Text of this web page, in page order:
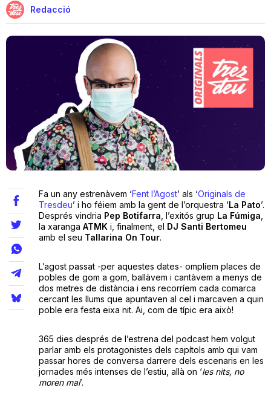
Cinema i Televisió
Festivals
Teatre
Internet
Opinió
Llibres
Llocs
Redacció
Fa un any estrenàvem ‘Fent l’Agost’ als ‘Originals de
Tresdeu’ i ho féiem amb la gent de l’orquestra ‘La Pato’.
Després vindria Pep Botifarra , l’exitós grup La Fúmiga
la xaranga ATMK i, finalment, el DJ Santi Bertomeu
amb el seu Tallarina On Tour.
L’agost passat -per aquestes dates- omplíem places de
pobles de gom a gom, ballàvem i cantàvem a menys de
dos metres de distància i ens recorríem cada comarca
cercant les llums que apuntaven al cel i marcaven a quin
poble era festa eixa nit. Ai, com de típic era això!
365 dies després de l’estrena del podcast hem volgut
parlar amb els protagonistes dels capítols amb qui vam
passar hores de conversa darrere dels escenaris en les
jornades més intenses de l’estiu, allà on ‘les nits, no
moren mai’.